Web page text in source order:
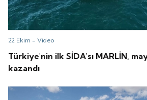
22 Ekim -Video
Türkiye'nin ilk SİDA'sı MARLİN,
kazandı